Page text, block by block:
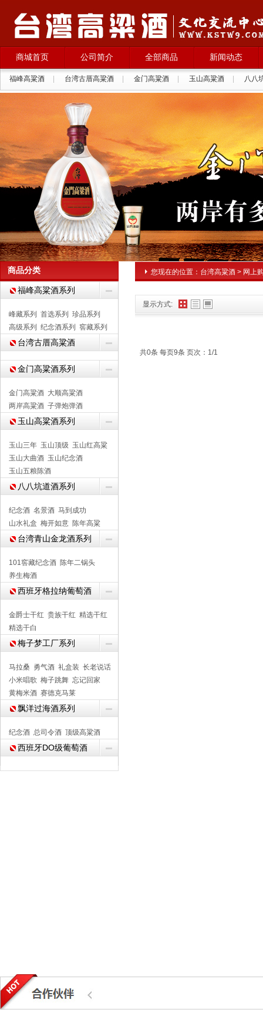
商城首页 公司简介 全部商品 新闻动态
福峰高粱酒 台湾古厝高粱酒 金门高粱酒 玉山高粱酒
八八
拉纳葡萄酒
|
商品分类
福峰高粱酒系列
峰藏系列 首选系列
珍品系列
高级系列
纪念酒系列 窖藏系列
台湾古厝高粱酒
金门高粱酒系列
金门高粱酒 大顺高粱酒
两岸高粱酒 子弹炮弹酒
玉山高粱酒系列
玉山三年 玉山顶级 玉山红高粱
玉山大曲酒 玉山纪念酒
玉山五粮陈酒
八八坑道酒系列
纪念酒 名景酒 马到成功
山水礼盒 梅开如意 陈年高粱
台湾青山金龙酒系列
101窖藏纪念酒 陈年二锅头
养生梅酒
西班牙格拉纳葡萄酒
金爵士干红 贵族干红 精选干红
精选干白
梅子梦工厂系列
马拉桑 勇气酒 礼盒装 长老说话
小米唱歌 梅子跳舞 忘记回家
黄梅米酒 赛德克马莱
飘洋过海酒系列
纪念酒 总司令酒 顶级高粱酒
西班牙DO级葡萄酒
您现在的位置： 台湾高粱酒 > 网上
显示方式:
共0条 每页9条 页次：1/1